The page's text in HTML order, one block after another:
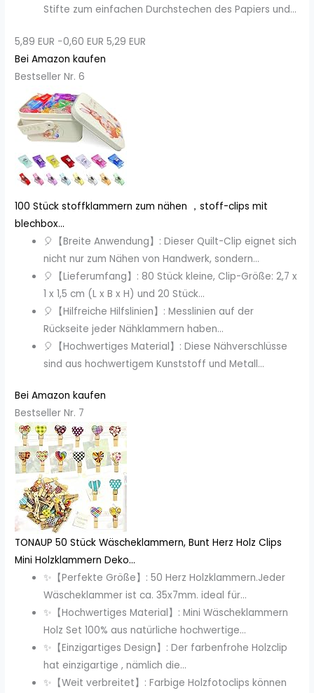
Stifte zum einfachen Durchstechen des Papiers und...
5,89 EUR −0,60 EUR 5,29 EUR
Bei Amazon kaufen
Bestseller Nr. 6
100 Stück stoffklammern zum nähen ，stoff-clips mit
blechbox...
🎈【Breite Anwendung】: Dieser Quilt-Clip eignet sich
nicht nur zum Nähen von Handwerk, sondern...
🎈【Lieferumfang】: 80 Stück kleine, Clip-Größe: 2,7 x
1 x 1,5 cm (L x B x H) und 20 Stück...
🎈【Hilfreiche Hilfslinien】: Messlinien auf der
Rückseite jeder Nähklammern haben...
🎈【Hochwertiges Material】: Diese Nähverschlüsse
sind aus hochwertigem Kunststoff und Metall...
Bei Amazon kaufen
Bestseller Nr. 7
TONAUP 50 Stück Wäscheklammern, Bunt Herz Holz Clips
Mini Holzklammern Deko...
✨【Perfekte Größe】: 50 Herz Holzklammern.Jeder
Wäscheklammer ist ca. 35x7mm. ideal für...
✨【Hochwertiges Material】: Mini Wäscheklammern
Holz Set 100% aus natürliche hochwertige...
✨【Einzigartiges Design】: Der farbenfrohe Holzclip
hat einzigartige , nämlich die...
✨【Weit verbreitet】: Farbige Holzfotoclips können